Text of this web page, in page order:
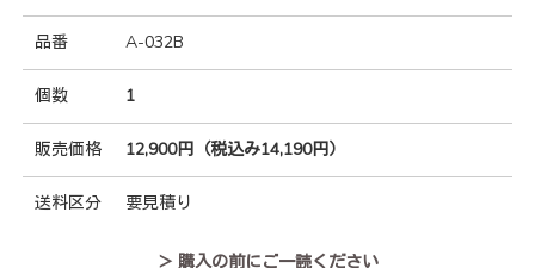
品番 A-032B
個数 1
販売価格 12,900円（税込み14,190円）
送料区分 要見積り
＞ 購入の前にご一読ください